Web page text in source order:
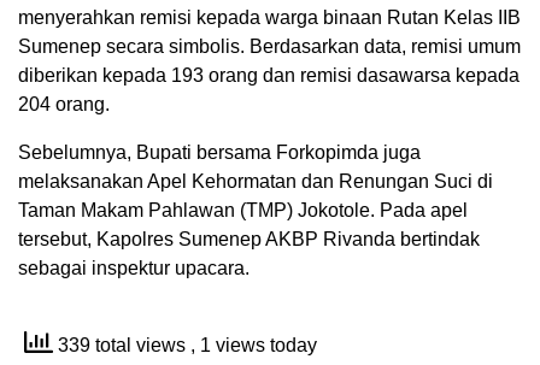
menyerahkan remisi kepada warga binaan Rutan Kelas IIB
Sumenep secara simbolis. Berdasarkan data, remisi umum
diberikan kepada 193 orang dan remisi dasawarsa kepada
204 orang.
Sebelumnya, Bupati bersama Forkopimda juga
melaksanakan Apel Kehormatan dan Renungan Suci di
Taman Makam Pahlawan (TMP) Jokotole. Pada apel
tersebut, Kapolres Sumenep AKBP Rivanda bertindak
sebagai inspektur upacara.
339 total views , 1 views today